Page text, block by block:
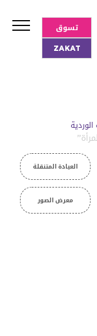
تسوق
ZAKAT
العيادة المتنقلة
معرض الصور